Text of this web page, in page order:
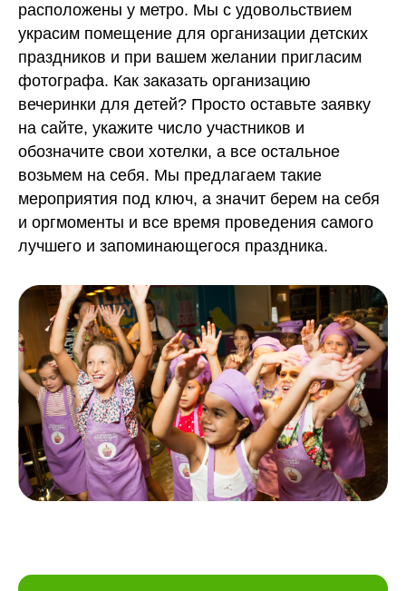
расположены у метро. Мы с удовольствием
украсим помещение для организации детских
праздников и при вашем желании пригласим
фотографа. Как заказать организацию
вечеринки для детей? Просто оставьте заявку
на сайте, укажите число участников и
обозначите свои хотелки, а все остальное
возьмем на себя. Мы предлагаем такие
мероприятия под ключ, а значит берем на себя
и оргмоменты и все время проведения самого
лучшего и запоминающегося праздника.